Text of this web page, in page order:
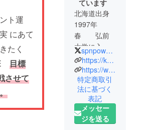
ト運
にあて
たく
目標
させて
ています
北海道出身
1997年
春 弘前
大学に入学
S.P.N
POWER結成
9
月 ライ
ブハウス弘
前Mag-Net
spnpower_1997
https://keepthebeat.jp
https://www.tunecore.co.jp/artists/spnpower?lang=en
特定商取引
法に基づく
表記
メッセー
ジを送る